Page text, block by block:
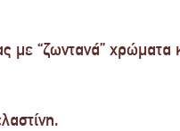
με “ζωντανά” χρώματα